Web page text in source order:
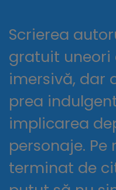
Scrierea
gratuit uneori
imersivă, dar
prea
implicarea
personaje.
terminat de